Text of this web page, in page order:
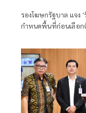
รองโฆษกรัฐบาล แจง
กำหนดพื้นที่ก่อนเลือก